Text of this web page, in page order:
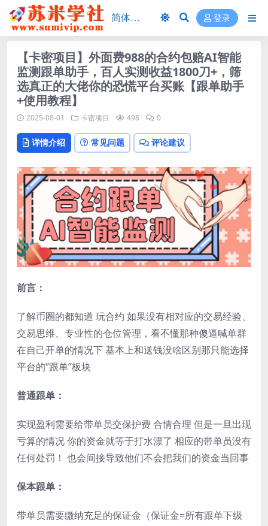
登录
【卡密项目】外面费988的合约包赔AI智能
监测跟单助手，百人实测收益1800刀+，筛
选真正的大佬你的恐慌平台买账【跟单助手
+使用教程】
2025-08-01 卡密项目 498 0
详情介绍 常见问题 评论建议
前言：
了解币圈的都知道 玩合约 如果没有相对应的交易经验、
交易思维、专业性的仓位管理，看不懂那种傻逼喊单群
在自己开单的情况下 基本上和送钱没啥区别那只能选择
平台的“跟单”板块
普通跟单：
实现盈利需要给带单员交保护费 合情合理 但是一旦出现
亏算的情况 你的资金就等于打水漂了 相应的带单员没有
任何处罚！ 也会间接导致他们不会把我们的资金当回事
保本跟单：
带单员需要缴纳充足的保证金（保证金=所有跟单下级